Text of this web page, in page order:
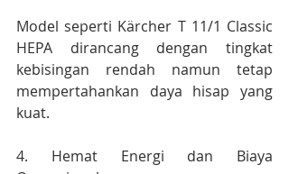
Model seperti Kärcher T 11/1 Classic
HEPA dirancang dengan tingkat
kebisingan rendah namun tetap
mempertahankan daya hisap yang
kuat.
4. Hemat Energi dan Biaya